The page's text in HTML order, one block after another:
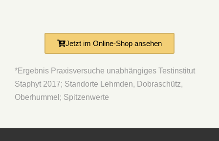
Jetzt im Online-Shop ansehen
*Ergebnis Praxisversuche unabhängiges Testinstitut
Staphyt 2017; Standorte Lehmden, Dobraschütz,
Oberhummel; Spitzenwerte